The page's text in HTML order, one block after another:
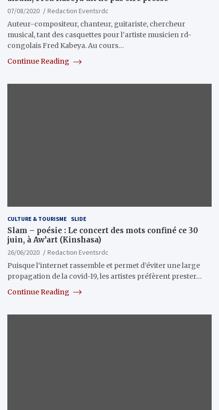
07/08/2020
Redaction Eventsrdc
Auteur-compositeur, chanteur, guitariste, chercheur
musical, tant des casquettes pour l’artiste musicien rd-
congolais Fred Kabeya. Au cours…
Continue Reading
CULTURE & TOURISME SLIDE
Slam – poésie : Le concert des mots confiné ce 30
juin, à Aw’art (Kinshasa)
26/06/2020
Redaction Eventsrdc
Puisque l’internet rassemble et permet d’éviter une large
propagation de la covid-19, les artistes préfèrent prester…
Continue Reading